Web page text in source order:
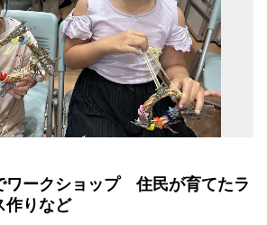
ワークショップ 住民が育てたラ
作りなど